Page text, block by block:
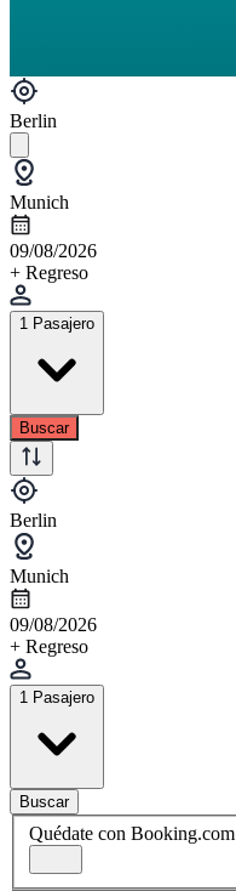
Berlin
Munich
09/08/2026
+ Regreso
1 Pasajero
Buscar
Berlin
Munich
09/08/2026
+ Regreso
1 Pasajero
Buscar
Quédate con Booking.com